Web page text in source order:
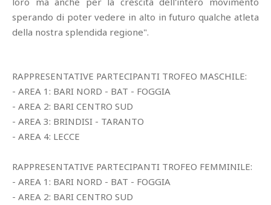
sperando di poter vedere in alto in futuro qualche atleta
della nostra splendida regione".
RAPPRESENTATIVE PARTECIPANTI TROFEO MASCHILE:
- AREA 1: BARI NORD - BAT - FOGGIA
- AREA 2: BARI CENTRO SUD
- AREA 3: BRINDISI - TARANTO
- AREA 4: LECCE
RAPPRESENTATIVE PARTECIPANTI TROFEO FEMMINILE:
- AREA 1: BARI NORD - BAT - FOGGIA
- AREA 2: BARI CENTRO SUD